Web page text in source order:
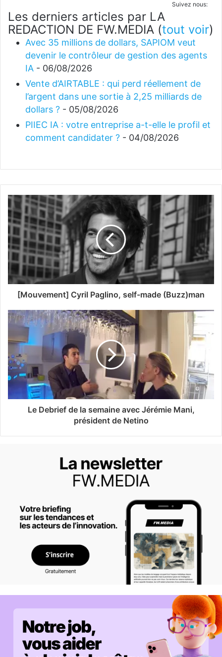
Suivez nous:
Les derniers articles par LA
REDACTION DE FW.MEDIA (tout voir)
Avec 35 millions de dollars, SAPIOM veut
devenir le contrôleur de gestion des agents
IA - 06/08/2026
Vente d’AIRTABLE : qui perd réellement de
l’argent dans une sortie à 2,25 milliards de
dollars ? - 05/08/2026
PIIEC IA : votre entreprise a-t-elle le profil et
comment candidater ? - 04/08/2026
[Mouvement] Cyril Paglino, self-made (Buzz)man
Le Debrief de la semaine avec Jérémie Mani,
président de Netino